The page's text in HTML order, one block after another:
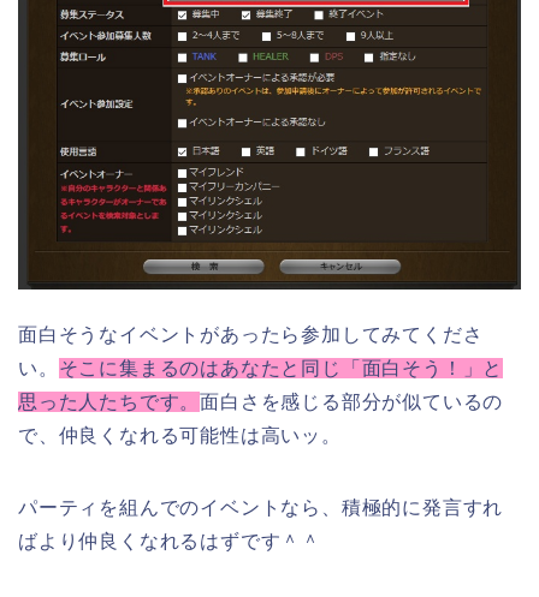
面白そうなイベントがあったら参加してみてくださ
い。 そこに集まるのはあなたと同じ「面白そう！」と
思った人たちです。面白さを感じる部分が似ているの
で、仲良くなれる可能性は高いッ。
パーティを組んでのイベントなら、積極的に発言すれ
ばより仲良くなれるはずです＾＾